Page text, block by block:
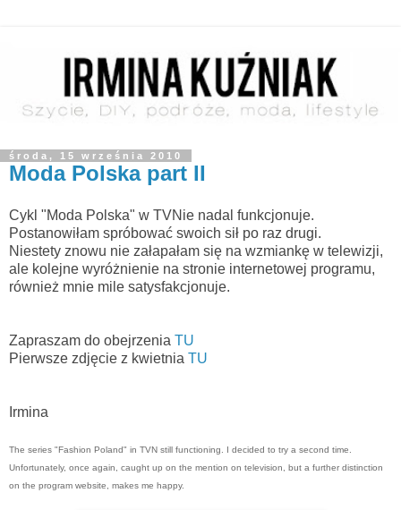
środa, 15 września 2010
Moda Polska part II
Cykl "Moda Polska" w TVNie nadal funkcjonuje.
Postanowiłam spróbować swoich sił po raz drugi.
Niestety znowu nie załapałam się na wzmiankę w telewizji,
ale kolejne wyróżnienie na stronie internetowej programu,
również mnie mile satysfakcjonuje.
Zapraszam do obejrzenia TU
Pierwsze zdjęcie z kwietnia TU
Irmina
The series "Fashion Poland" in TVN still functioning. I decided to try a second time.
Unfortunately, once again, caught up on the mention on television, but a further distinction
on the program website, makes me happy.